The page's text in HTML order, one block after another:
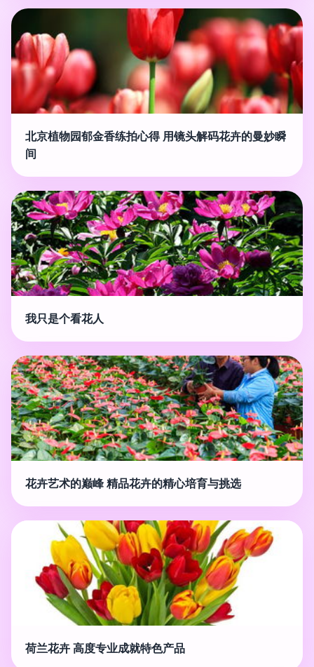
北京植物园郁金香练拍心得 用镜头解码花卉的曼妙瞬
间
我只是个看花人
花卉艺术的巅峰 精品花卉的精心培育与挑选
荷兰花卉 高度专业成就特色产品